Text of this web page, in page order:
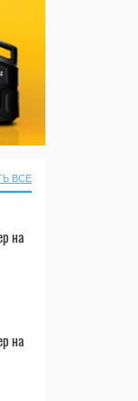
ВСЕ
на
на